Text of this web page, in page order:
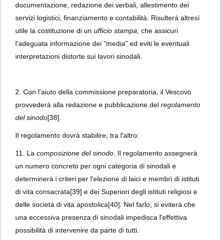
documentazione, redazione dei verbali, allestimento dei
servizi logistici, finanziamento e contabilità. Risulterà altresì
utile la costituzione di un ufficio stampa, che assicuri
l'adeguata informazione dei "media" ed eviti le eventuali
interpretazioni distorte sui lavori sinodali.
2. Con l'aiuto della commissione preparatoria, il Vescovo
provvederà alla redazione e pubblicazione del regolamento
del sinodo[38].
Il regolamento dovrà stabilire, tra l'altro:
11. La composizione del sinodo. Il regolamento assegnerà
un numero concreto per ogni categoria di sinodali e
determinerà i criteri per l'elezione di laici e membri di istituti
di vita consacrata[39] e dei Superiori degli istituti religiosi e
delle società di vita apostolica[40]. Nel farlo, si eviterà che
una eccessiva presenza di sinodali impedisca l'effettiva
possibilità di intervenire da parte di tutti.